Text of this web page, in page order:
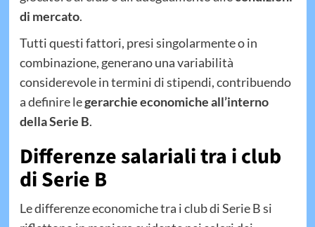
di mercato.
Tutti questi fattori, presi singolarmente o in
combinazione, generano una variabilità
considerevole in termini di stipendi, contribuendo
a definire legerarchie economiche all’interno
della Serie B.
Differenze salariali tra i club
di Serie B
Le differenze economiche tra i club di Serie B si